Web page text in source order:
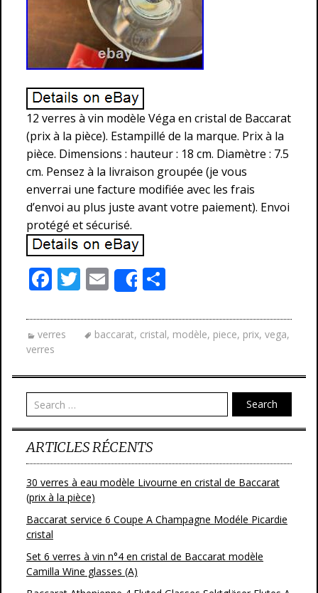
12 verres à vin modèle Véga en cristal de Baccarat
(prix à la pièce). Estampillé de la marque. Prix à la
pièce. Dimensions : hauteur : 18 cm. Diamètre : 7.5
cm. Pensez à la livraison groupée (je vous
enverrai une facture modifiée avec les frais
d’envoi au plus juste avant votre paiement). Envoi
protégé et sécurisé.
F
e
b
o
o
k
T
itt
er
E
m
ai
l
Share
ta
g
er
verres baccarat, cristal, modèle, piece, prix, vega,
verres
Search
ARTICLES RÉCENTS
30 verres à eau modèle Livourne en cristal de Baccarat
(prix à la pièce)
Baccarat service 6 Coupe A Champagne Modéle Picardie
cristal
Set 6 verres à vin n°4 en cristal de Baccarat modèle
Camilla Wine glasses (A)